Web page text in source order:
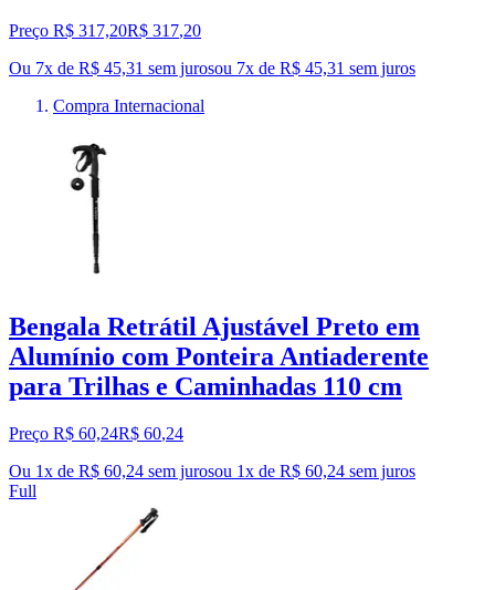
Preço R$ 317,20R$ 317,20
Ou 7x de R$ 45,31 sem jurosou 7x de R$ 45,31 sem juros
Compra Internacional
Bengala Retrátil Ajustável Preto em
Alumínio com Ponteira Antiaderente
para Trilhas e Caminhadas 110 cm
Preço R$ 60,24R$ 60,24
Ou 1x de R$ 60,24 sem jurosou 1x de R$ 60,24 sem juros
Full